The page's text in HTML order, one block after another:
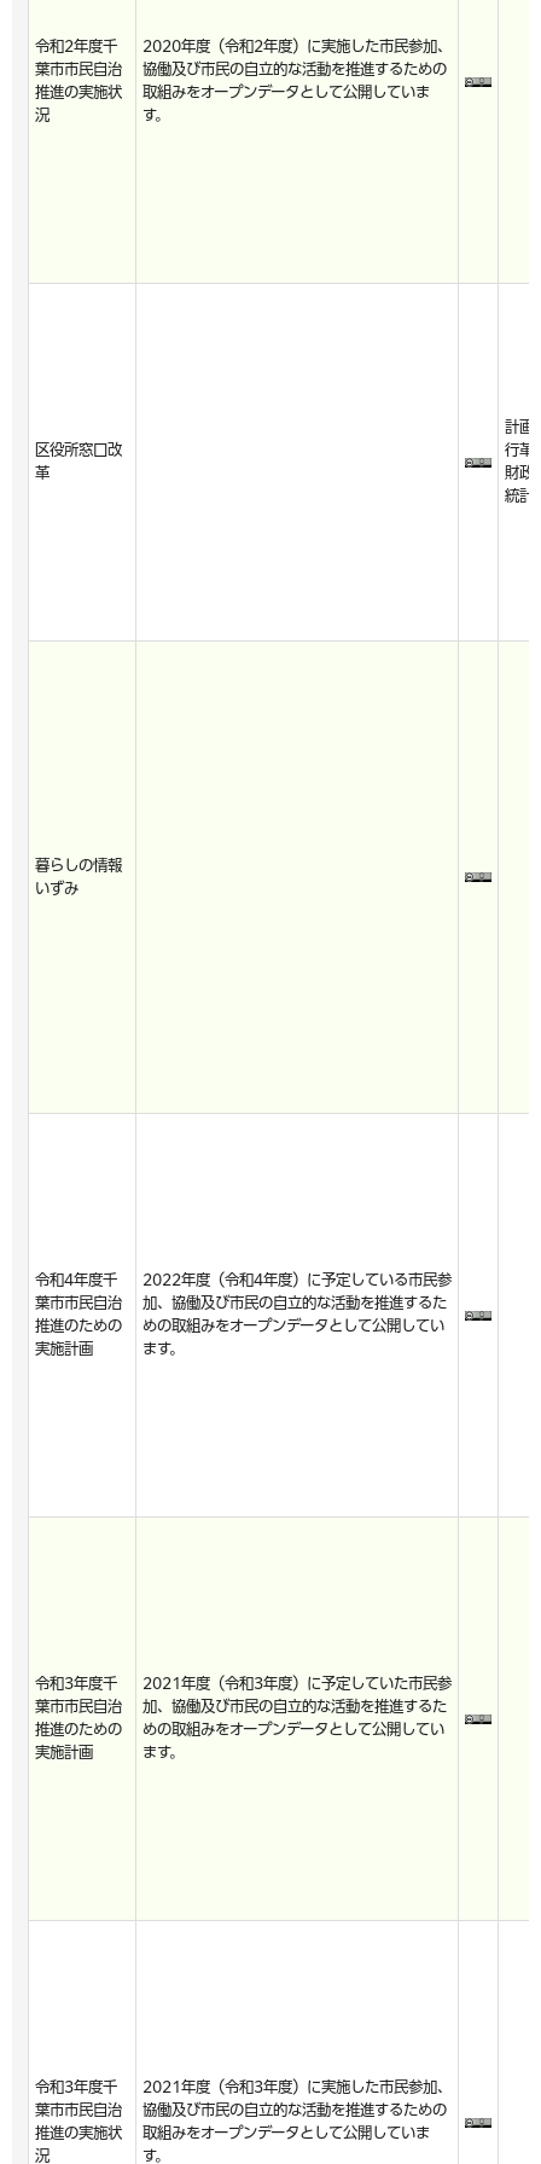
令和2年度千
葉市市民自治
推進の実施状
況
2020年度（令和2年度）に実施した市民参加、
協働及び市民の自立的な活動を推進するための
取組みをオープンデータとして公開していま
す。
区役所窓口改
革
計画
行革
財政
統計
暮らしの情報
いずみ
令和4年度千
葉市市民自治
推進のための
実施計画
2022年度（令和4年度）に予定している市民参
加、協働及び市民の自立的な活動を推進するた
めの取組みをオープンデータとして公開してい
ます。
令和3年度千
葉市市民自治
推進のための
実施計画
2021年度（令和3年度）に予定していた市民参
加、協働及び市民の自立的な活動を推進するた
めの取組みをオープンデータとして公開してい
ます。
令和3年度千
葉市市民自治
推進の実施状
況
2021年度（令和3年度）に実施した市民参加、
協働及び市民の自立的な活動を推進するための
取組みをオープンデータとして公開していま
す。